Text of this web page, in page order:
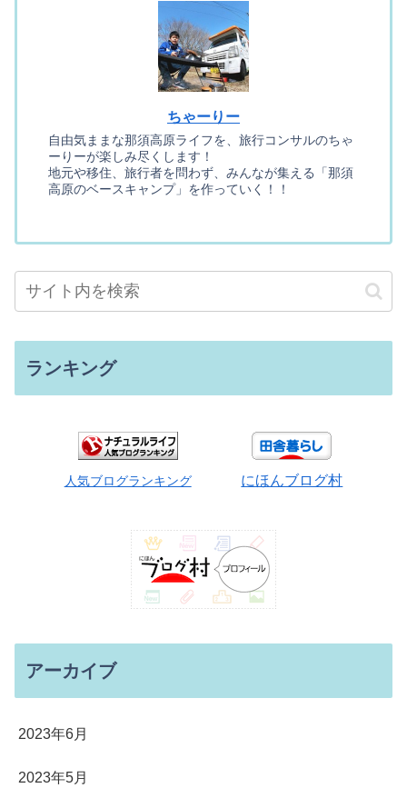
ちゃーりー
自由気ままな那須高原ライフを、旅行コンサルのちゃ
ーりーが楽しみ尽くします！
地元や移住、旅行者を問わず、みんなが集える「那須
高原のベースキャンプ」を作っていく！！
ランキング
人気ブログランキング にほんブログ村
アーカイブ
2023年6月
2023年5月